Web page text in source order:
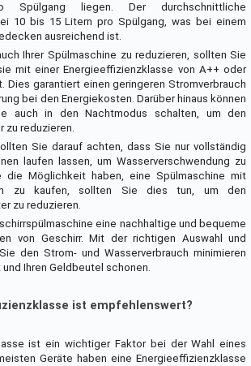
Spülgang liegen. Der durchschnittliche
10 bis 15 Litern pro Spülgang, was bei einem
ausreichend ist.
Ihrer Spülmaschine zu reduzieren, sollten Sie
mit einer Energieeffizienzklasse von A++ oder
Dies garantiert einen geringeren Stromverbrauch
bei den Energiekosten. Darüber hinaus können
auch in den Nachtmodus schalten, um den
zu reduzieren.
Sie darauf achten, dass Sie nur vollständig
laufen lassen, um Wasserverschwendung zu
die Möglichkeit haben, eine Spülmaschine mit
zu kaufen, sollten Sie dies tun, um den
zu reduzieren.
eine nachhaltige und bequeme
von Geschirr. Mit der richtigen Auswahl und
den Strom- und Wasserverbrauch minimieren
Ihren Geldbeutel schonen.
ist empfehlenswert?
ist ein wichtiger Faktor bei der Wahl eines
Geräte haben eine Energieeffizienzklasse